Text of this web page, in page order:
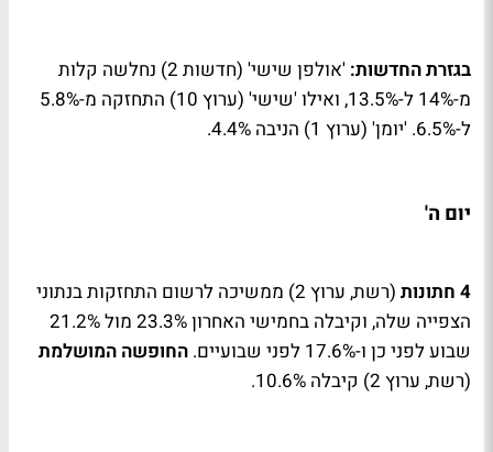
בגזרת החדשות:
'אולפן שישי' (חדשות 2) נחלשה קלות
מ-14% ל-13.5%, ואילו 'שישי' (ערוץ 10) התחזקה מ-5.8%
ל-6.5%. 'יומן' (ערוץ 1) הניבה 4.4%.
יום ה'
4 חתונות
(רשת, ערוץ 2) ממשיכה לרשום התחזקות בנתוני
הצפייה שלה, וקיבלה בחמישי האחרון 23.3% מול 21.2%
שבוע לפני כן ו-17.6% לפני שבועיים.
החופשה המושלמת
(רשת, ערוץ 2) קיבלה 10.6%.